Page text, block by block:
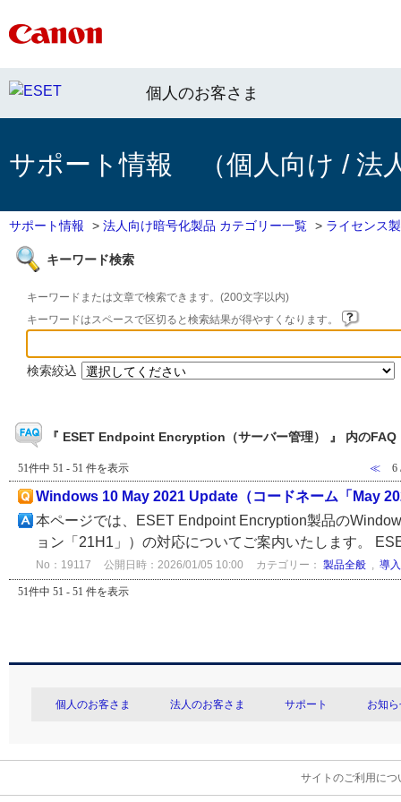
個人のお客さま
サポート情報 （個人向け / 法
サポート情報 > 法人向け暗号化製品 カテゴリー一覧 > ライセンス
キーワード検索
キーワードまたは文章で検索できます。(200文字以内)
キーワードはスペースで区切ると検索結果が得やすくなります。
検索絞込
『 ESET Endpoint Encryption（サーバー管理） 』 内のFAQ
51件中 51 - 51 件を表示 ≪ 6
Windows 10 May 2021 Update（コードネーム「May
本ページでは、ESET Endpoint Encryption製品の
ョン「21H1」）の対応についてご案内いたします。
No：19117 公開日時：2026/01/05 10:00 カテゴリー： 製品全般 , 導
51件中 51 - 51 件を表示
個人のお客さま 法人のお客さま サポート お知
サイトのご利用につ